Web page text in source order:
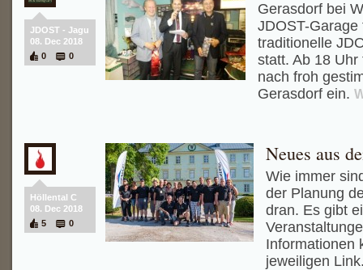
JDOST - Jagu
08. Dec 2018
0
0
Gerasdorf bei
JDOST-
traditionelle
statt. Ab 18
nach froh
Gerasdorf ein.
Höllental C
08. Dec 2018
5
0
Neues aus
Wie immer
der Planung
dran. Es gibt
Informationen
jeweiligen